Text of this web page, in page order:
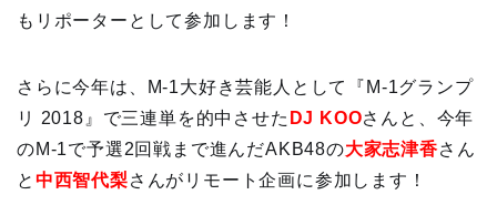
もリポーターとして参加します！
さらに今年は、M-1大好き芸能人として『M-1グランプ
リ 2018』で三連単を的中させた DJ KOOさんと、今年
のM-1で予選2回戦まで進んだAKB48の大家志津香さん
と 中西智代梨さんがリモート企画に参加します！